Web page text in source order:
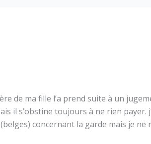
de ma fille l’a prend suite à un
il s’obstine toujours à ne rien
concernant la garde mais je